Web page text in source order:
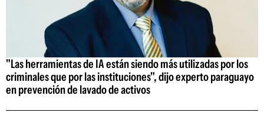
"Las herramientas de IA están siendo más utilizadas por los
criminales que por las instituciones", dijo experto paraguayo
en prevención de lavado de activos